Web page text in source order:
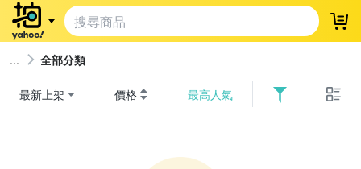
登
全部分類
最新上架 價格 最高人氣